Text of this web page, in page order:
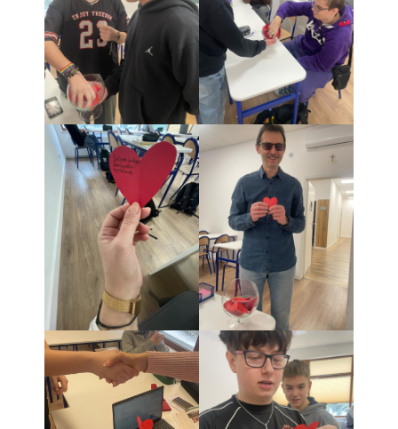
Rehabilitacja
Psycholog szkolny
Pedagog specjalny
Pomoc psychologiczno-
pedagogiczna
Kontakt
Szukaj
Szukaj
Ostatnie wpisy
Zakończenie roku szkolnego
Dzień Taty
Dzień Matki
Twój dzień w LO ARKA
Zajęcia artystyczne